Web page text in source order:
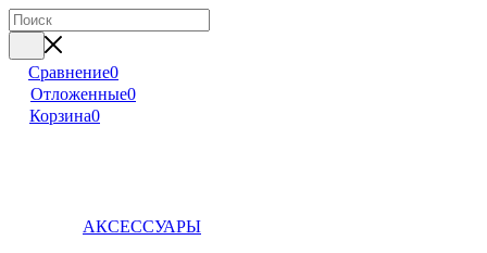
Сравнение0
Отложенные0
Корзина0
АКСЕССУАРЫ